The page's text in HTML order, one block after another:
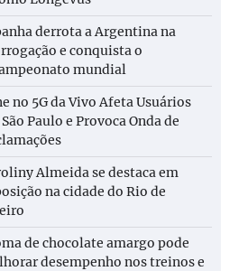
derrota a Argentina na
e conquista o
mundial
no 5G da Vivo Afeta Usuários
Paulo e Provoca Onda de
Almeida se destaca em
na cidade do Rio de
de chocolate amargo pode
desempenho nos treinos e